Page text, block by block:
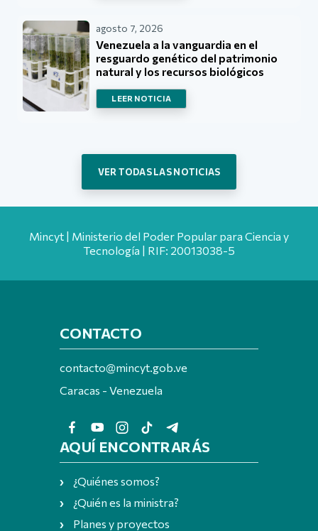
agosto 7, 2026
Venezuela a la vanguardia en el
resguardo genético del patrimonio
natural y los recursos biológicos
LEER NOTICIA
VER TODAS LAS NOTICIAS
Mincyt | Ministerio del Poder Popular para Ciencia y
Tecnología | RIF: 20013038-5
CONTACTO
contacto@mincyt.gob.ve
Caracas - Venezuela
AQUÍ ENCONTRARÁS
¿Quiénes somos?
¿Quién es la ministra?
Planes y proyectos